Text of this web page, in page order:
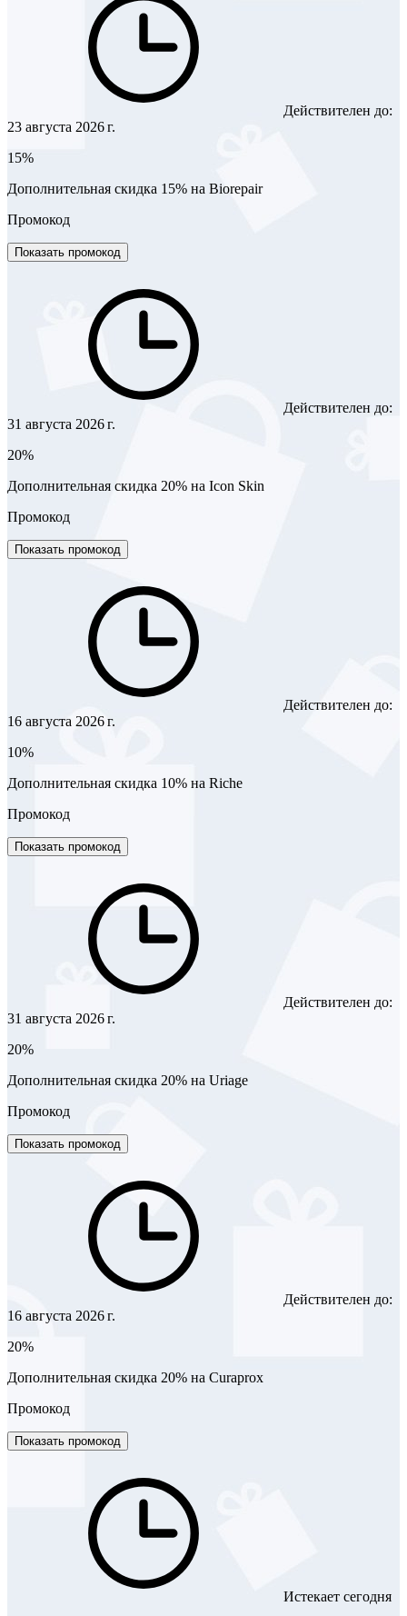
Действителен до:
23 августа 2026 г.
15%
Дополнительная скидка 15% на Biorepair
Промокод
Показать промокод
Действителен до:
31 августа 2026 г.
20%
Дополнительная скидка 20% на Icon Skin
Промокод
Показать промокод
Действителен до:
16 августа 2026 г.
10%
Дополнительная скидка 10% на Riche
Промокод
Показать промокод
Действителен до:
31 августа 2026 г.
20%
Дополнительная скидка 20% на Uriage
Промокод
Показать промокод
Действителен до:
16 августа 2026 г.
20%
Дополнительная скидка 20% на Curaprox
Промокод
Показать промокод
Истекает сегодня